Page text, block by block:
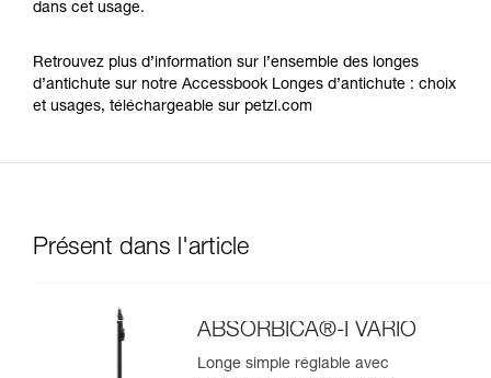
dans cet usage.
Retrouvez plus d’information sur l’ensemble des longes
d’antichute sur notre Accessbook Longes d’antichute : choix
et usages, téléchargeable sur petzl.com
Présent dans l'article
ABSORBICA®-I VARIO
Longe simple réglable avec